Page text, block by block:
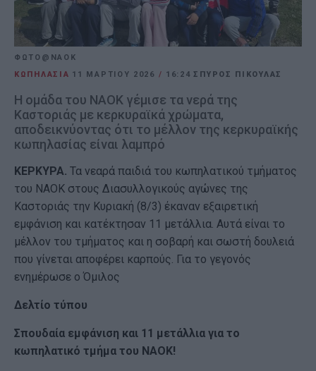
ΦΩΤΟ@ΝΑΟΚ
ΚΩΠΗΛΑΣΙΑ 11 ΜΑΡΤΊΟΥ 2026 / 16:24 ΣΠΥΡΟΣ ΠΙΚΟΥΛΑΣ
Η ομάδα του ΝΑΟΚ γέμισε τα νερά της
Καστοριάς με κερκυραϊκά χρώματα,
αποδεικνύοντας ότι το μέλλον της κερκυραϊκής
κωπηλασίας είναι λαμπρό
ΚΕΡΚΥΡΑ. Τα νεαρά παιδιά του κωπηλατικού τμήματος
του ΝΑΟΚ στους Διασυλλογικούς αγώνες της
Καστοριάς την Κυριακή (8/3) έκαναν εξαιρετική
εμφάνιση και κατέκτησαν 11 μετάλλια. Αυτά είναι το
μέλλον του τμήματος και η σοβαρή και σωστή δουλειά
που γίνεται αποφέρει καρπούς. Για το γεγονός
ενημέρωσε ο Όμιλος
Δελτίο τύπου
Σπουδαία εμφάνιση και 11 μετάλλια για το
κωπηλατικό τμήμα του ΝΑΟΚ!